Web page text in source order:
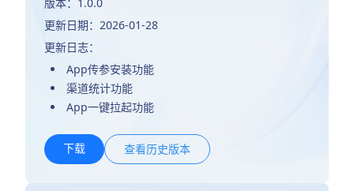
更新日期：2026-01-28
更新日志：
App传参安装功能
渠道统计功能
App一键拉起功能
下载 查看历史版本